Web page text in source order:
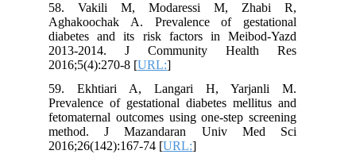
58. Vakili M, Modaressi M, Zhabi R,
Aghakoochak A. Prevalence of gestational
diabetes and its risk factors in Meibod-Yazd
2013-2014. J Community Health Res
2016;5(4):270-8 [URL:
59. Ekhtiari A, Langari H, Yarjanli M.
Prevalence of gestational diabetes mellitus and
fetomaternal outcomes using one-step screening
method. J Mazandaran Univ Med Sci
2016;26(142):167-74 [URL: